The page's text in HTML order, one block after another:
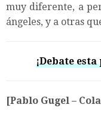
muy diferente, a
ángeles, y a otras
¡Debate
[Pablo Gugel –